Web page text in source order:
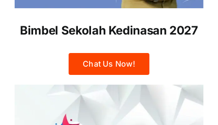
Bimbel Sekolah Kedinasan 2027
Chat Us Now!